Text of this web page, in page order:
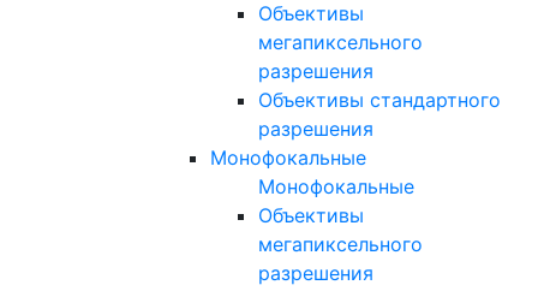
Объективы
мегапиксельного
разрешения
Объективы стандартного
разрешения
Монофокальные
Монофокальные
Объективы
мегапиксельного
разрешения